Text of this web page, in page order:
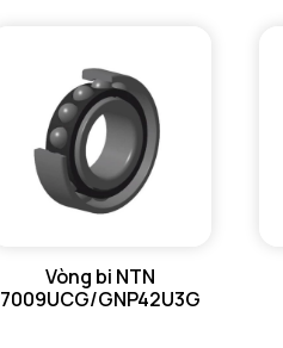
Vòng bi NTN
7009UCG/GNP42U3G